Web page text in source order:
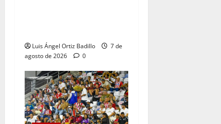
Luis Ángel Ortiz Badillo
7 de
agosto de 2026
0